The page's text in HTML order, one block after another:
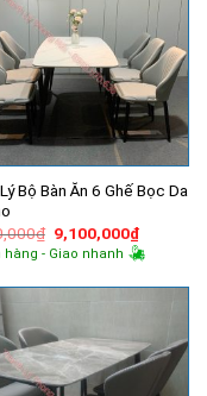
Bộ Bàn Ăn 6 Ghế Bọc Da
₫ Giá
gốc
là:
9,100,000₫Giá
hiện
tại
hàng - Giao nhanh